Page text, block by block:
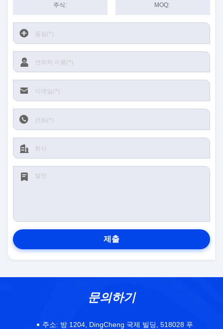
주식: MOQ:
제출
문의하기
주소: 방 1204, DingCheng 국제 빌딩, 518028 푸